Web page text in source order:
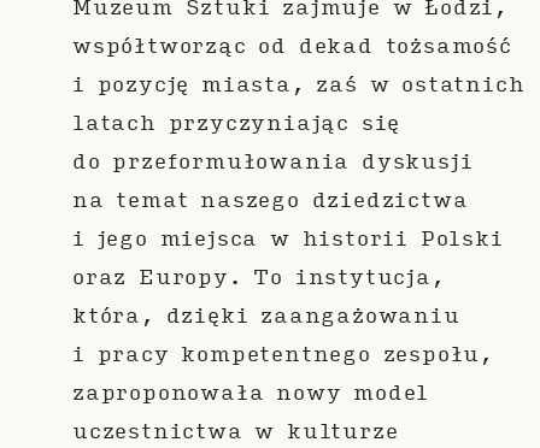
współtworząc od dekad tożsamość
i pozycję miasta, zaś w ostatnich
latach przyczyniając się
do przeformułowania dyskusji
na temat naszego dziedzictwa
i jego miejsca w historii Polski
oraz Europy. To instytucja,
która, dzięki zaangażowaniu
i pracy kompetentnego zespołu,
zaproponowała nowy model
uczestnictwa w kulturze